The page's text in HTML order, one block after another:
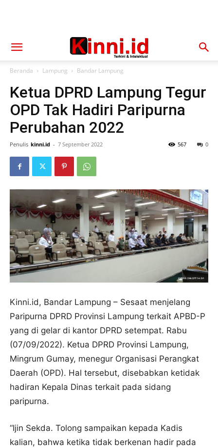
Beranda Lampung Bandar Lampung
Ketua DPRD Lampung Tegur
OPD Tak Hadiri Paripurna
Perubahan 2022
Penulis kinni.id - 7 September 2022 0
567
Kinni.id, Bandar Lampung – Sesaat menjelang
Paripurna DPRD Provinsi Lampung terkait APBD-P
yang di gelar di kantor DPRD setempat. Rabu
(07/09/2022). Ketua DPRD Provinsi Lampung,
Mingrum Gumay, menegur Organisasi Perangkat
Daerah (OPD). Hal tersebut, disebabkan ketidak
hadiran Kepala Dinas terkait pada sidang
paripurna.
“Ijin Sekda. Tolong sampaikan kepada Kadis
kalian, bahwa ketika tidak berkenan hadir pada